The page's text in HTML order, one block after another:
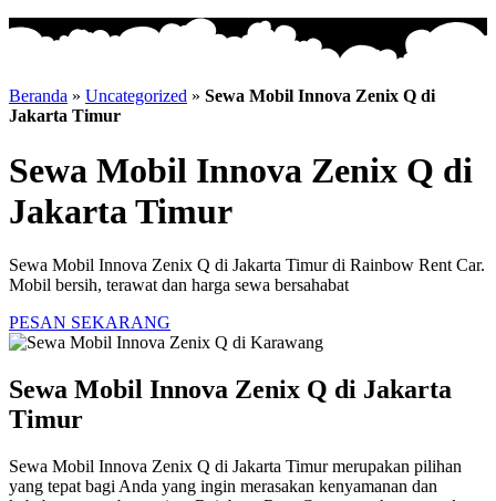
Beranda » Uncategorized » Sewa Mobil Innova Zenix Q di
Jakarta Timur
Sewa Mobil Innova Zenix Q di
Jakarta Timur
Sewa Mobil Innova Zenix Q di Jakarta Timur di Rainbow Rent Car.
Mobil bersih, terawat dan harga sewa bersahabat
PESAN SEKARANG
Sewa Mobil Innova Zenix Q di Jakarta
Timur
Sewa Mobil Innova Zenix Q di Jakarta Timur merupakan pilihan
yang tepat bagi Anda yang ingin merasakan kenyamanan dan